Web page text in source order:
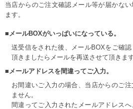
当店からのご注文確認メール等が届かな
ます。
■メールBOXがいっぱいになっている。
送受信をされた後、メールBOXをご確
頂きましたらメールを再送させて頂きます
■メールアドレスを間違ってご入力。
お間違いご入力の場合、当店からのご
ません。
間違ってご入力されたメールアドレス